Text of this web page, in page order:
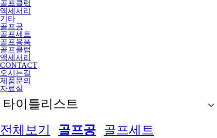
골프클럽
액세서리
기타
골프공
골프세트
골프용품
골프클럽
액세서리
CONTACT
오시는길
제품문의
자료실
타이틀리스트
전체보기
골프공
골프세트